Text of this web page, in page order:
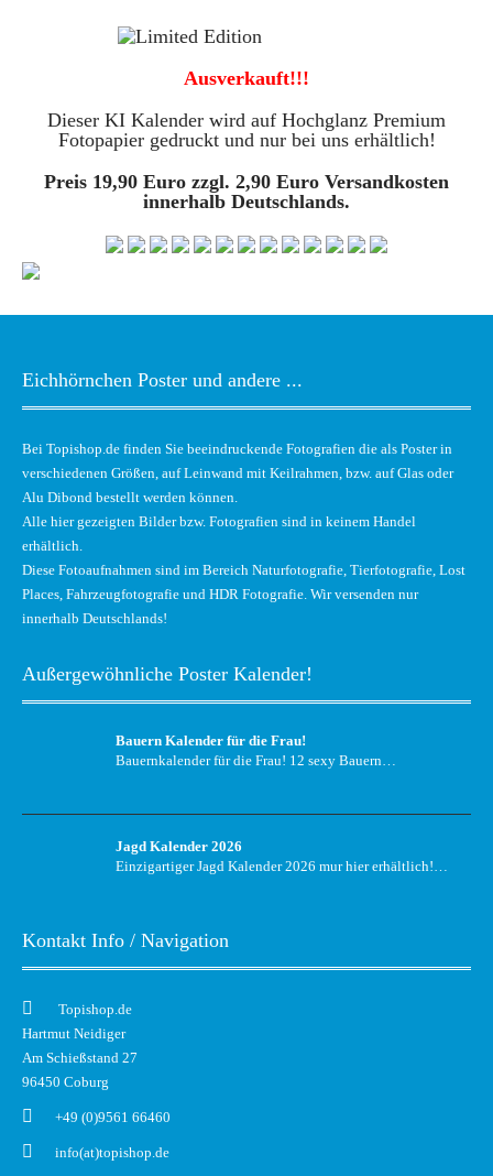
Ausverkauft!!!
Dieser KI Kalender wird auf Hochglanz Premium
Fotopapier gedruckt und nur bei uns erhältlich!
Preis 19,90 Euro zzgl. 2,90 Euro Versandkosten
innerhalb Deutschlands.
Eichhörnchen Poster und andere ...
Bei Topishop.de finden Sie beeindruckende Fotografien die als Poster in
verschiedenen Größen, auf Leinwand mit Keilrahmen, bzw. auf Glas oder
Alu Dibond bestellt werden können.
Alle hier gezeigten Bilder bzw. Fotografien sind in keinem Handel
erhältlich.
Diese Fotoaufnahmen sind im Bereich Naturfotografie, Tierfotografie, Lost
Places, Fahrzeugfotografie und HDR Fotografie. Wir versenden nur
innerhalb Deutschlands!
Außergewöhnliche Poster Kalender!
Bauern Kalender für die Frau!
Bauernkalender für die Frau! 12 sexy Bauern…
Jagd Kalender 2026
Einzigartiger Jagd Kalender 2026 mur hier erhältlich!…
Kontakt Info / Navigation
Topishop.de
Hartmut Neidiger
Am Schießstand 27
96450 Coburg
+49 (0)9561 66460
info(at)topishop.de